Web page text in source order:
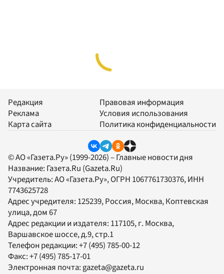
Редакция
Реклама
Карта сайта
Правовая информация
Условия использования
Политика конфиденциальности
© АО «Газета.Ру» (1999-2026) – Главные новости дня
Название: Газета.Ru (Gazeta.Ru)
Учредитель:АО «Газета.Ру», ОГРН 1067761730376, ИНН
7743625728
Адрес учредителя: 125239, Россия, Москва, Коптевская
улица, дом 67
Адрес редакции и издателя: 117105, г. Москва,
Варшавское шоссе, д.9, стр.1
Телефон редакции:+7 (495) 785-00-12
Факс:+7 (495) 785-17-01
Электронная почта:gazeta@gazeta.ru